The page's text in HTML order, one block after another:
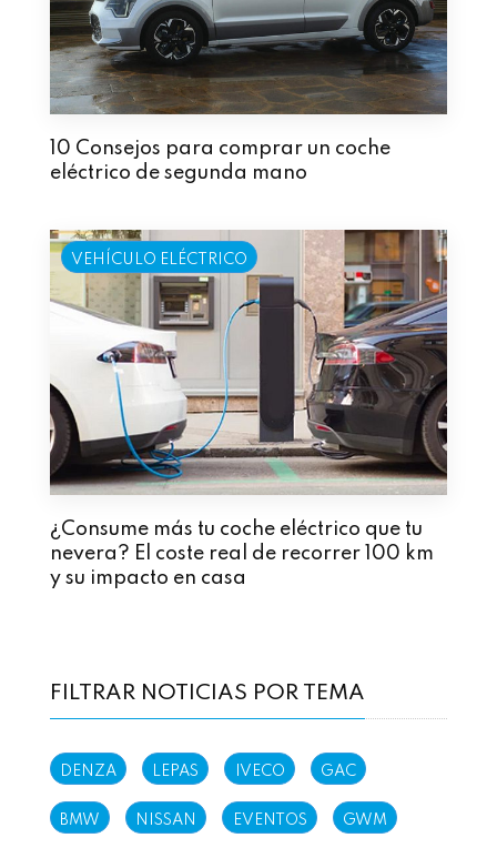
10 Consejos para comprar un coche
eléctrico de segunda mano
VEHÍCULO ELÉCTRICO
¿Consume más tu coche eléctrico que tu
nevera? El coste real de recorrer 100 km
y su impacto en casa
FILTRAR NOTICIAS POR TEMA
DENZA LEPAS IVECO GAC
BMW NISSAN EVENTOS GWM